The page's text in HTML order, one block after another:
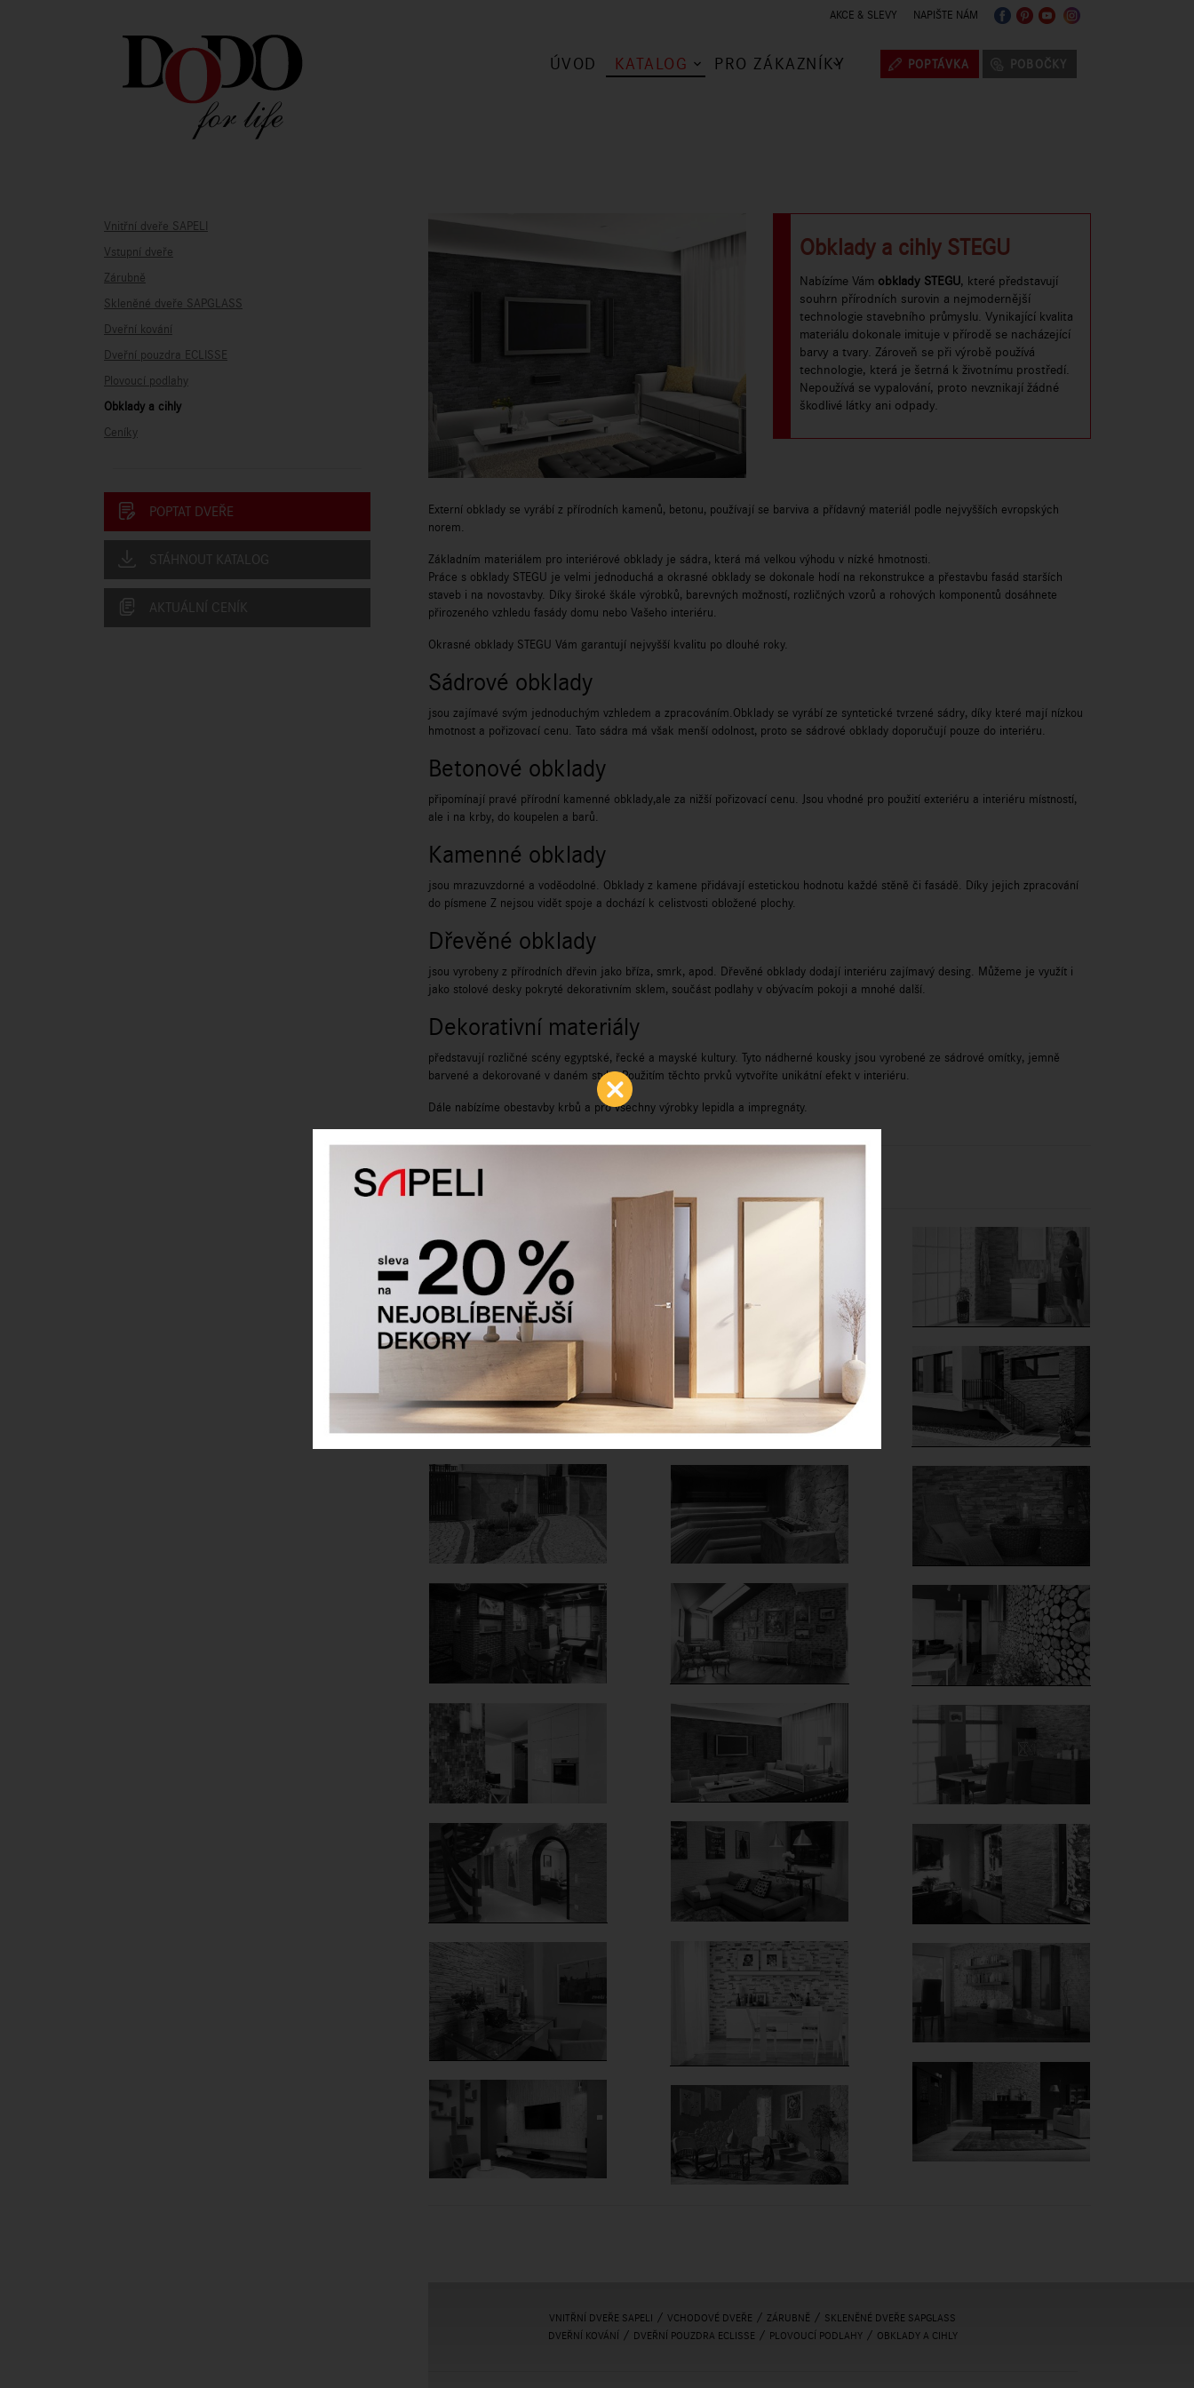
AKCE & SLEVY NAPIŠTE NÁM
ÚVOD KATALOG PRO ZÁKAZNÍKY POPTÁVKA POBOČKY
Vnitřní dveře SAPELI
Vstupní dveře
Zárubně
Skleněné dveře SAPGLASS
Dveřní kování
Dveřní pouzdra ECLISSE
Plovoucí podlahy
Obklady a cihly
Ceníky
POPTAT DVEŘE
STÁHNOUT KATALOG
AKTUÁLNÍ CENÍK
Obklady a cihly STEGU
Nabízíme Vám obklady STEGU, které představují
souhrn přírodních surovin a nejmodernější
technologie stavebního průmyslu. Vynikající kvalita
materiálu dokonale imituje v přírodě se nacházející
barvy a tvary. Zároveň se při výrobě používá
technologie, která je šetrná k životnímu prostředí.
Nepoužívá se vypalování, proto nevznikají žádné
škodlivé látky ani odpady.
Externí obklady se vyrábí z přírodních kamenů, betonu, používají se barviva a přídavný materiál podle nejvyšších evropských
norem.
Základním materiálem pro interiérové obklady je sádra, která má velkou výhodu v nízké hmotnosti.
Práce s obklady STEGU je velmi jednoduchá a okrasné obklady se dokonale hodí na rekonstrukce a přestavbu fasád starších
staveb i na novostavby. Díky široké škále výrobků, barevných možností, rozličných vzorů a rohových komponentů dosáhnete
přirozeného vzhledu fasády domu nebo Vašeho interiéru.
Okrasné obklady STEGU Vám garantují nejvyšší kvalitu po dlouhé roky.
Sádrové obklady
jsou zajímavé svým jednoduchým vzhledem a zpracováním.Obklady se vyrábí ze syntetické tvrzené sádry, díky které mají nízkou
hmotnost a pořizovací cenu. Tato sádra má však menší odolnost, proto se sádrové obklady doporučují pouze do interiéru.
Betonové obklady
připomínají pravé přírodní kamenné obklady,ale za nižší pořizovací cenu. Jsou vhodné pro použití exteriéru a interiéru místností,
ale i na krby, do koupelen a barů.
Kamenné obklady
jsou mrazuvzdorné a voděodolné. Obklady z kamene přidávají estetickou hodnotu každé stěně či fasádě. Díky jejich zpracování
do písmene Z nejsou vidět spoje a dochází k celistvosti obložené plochy.
Dřevěné obklady
jsou vyrobeny z přírodních dřevin jako bříza, smrk, apod. Dřevěné obklady dodají interiéru zajímavý desing. Můžeme je využít i
jako stolové desky pokryté dekorativním sklem, součást podlahy v obývacím pokoji a mnohé další.
Dekorativní materiály
představují rozličné scény egyptské, řecké a mayské kultury. Tyto nádherné kousky jsou vyrobené ze sádrové omítky, jemně
barvené a dekorované v daném stylu. Použitím těchto prvků vytvoříte unikátní efekt v interiéru.
Dále nabízíme obestavby krbů a pro všechny výrobky lepidla a impregnáty.
Obklady STEGU
VNITŘNÍ DVEŘE SAPELI /VCHODOVÉ DVEŘE /ZÁRUBNĚ / SKLENĚNÉ DVEŘE SAPGLASS
DVEŘNÍ KOVÁNÍ / DVEŘNÍ POUZDRA ECLISSE / PLOVOUCÍ PODLAHY/ OBKLADY A CIHLY